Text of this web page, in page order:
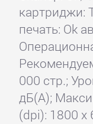
картриджи:
печать: Ok
000 стр.;
дБ(А);
(dpi): 1800 x